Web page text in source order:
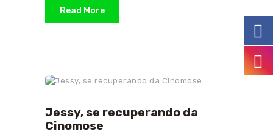
Read More
Jessy, se recuperando da
Cinomose